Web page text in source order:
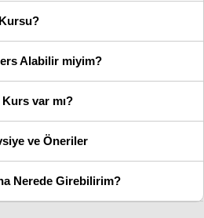
Alabilir miyim?
Kurs var mı?
ve Öneriler
Nerede Girebilirim?